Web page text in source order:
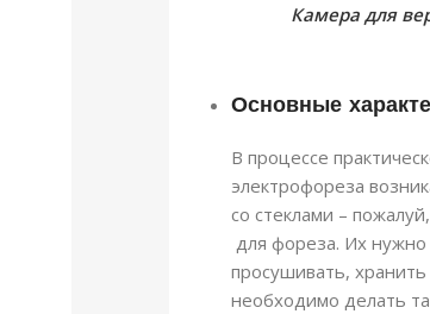
Камера для
Основные
В процессе
электрофореза
со стеклами –
для фореза. Их
просушивать,
необходимо делать